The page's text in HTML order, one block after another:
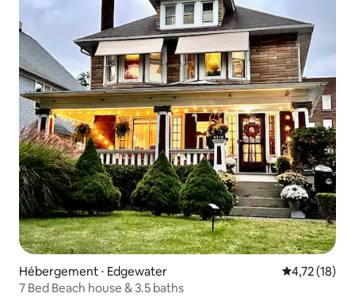
Hébergement ⋅ Edgewater Évaluation
4,72 (18)
7 Bed Beach house & 3.5 baths